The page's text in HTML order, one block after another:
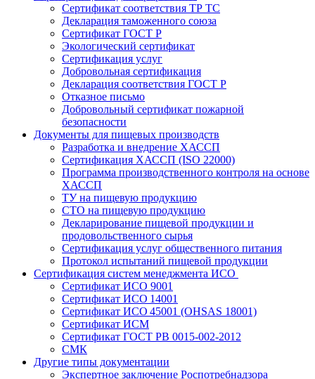
Сертификат соответствия ТР ТС
Декларация таможенного союза
Сертификат ГОСТ Р
Экологический сертификат
Сертификация услуг
Добровольная сертификация
Декларация соответствия ГОСТ Р
Отказное письмо
Добровольный сертификат пожарной
безопасности
Документы для пищевых производств
Разработка и внедрение ХАССП
Сертификация ХАССП (ISO 22000)
Программа производственного контроля на основе
ХАССП
ТУ на пищевую продукцию
СТО на пищевую продукцию
Декларирование пищевой продукции и
продовольственного сырья
Сертификация услуг общественного питания
Протокол испытаний пищевой продукции
Сертификация систем менеджмента ИСО
Сертификат ИСО 9001
Сертификат ИСО 14001
Сертификат ИСО 45001 (OHSAS 18001)
Сертификат ИСМ
Сертификат ГОСТ РВ 0015-002-2012
СМК
Другие типы документации
Экспертное заключение Роспотребнадзора